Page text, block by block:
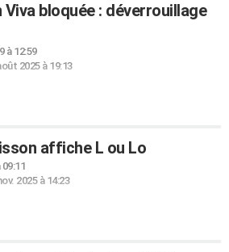
bloquée : déverrouillage
à 12:59
2025 à 19:13
affiche L ou Lo
09:11
2025 à 14:23